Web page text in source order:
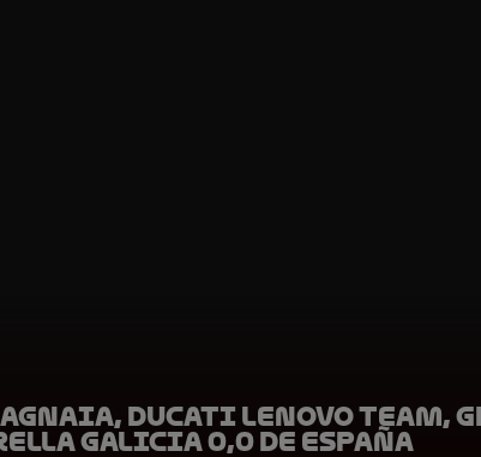
Ducati Lenovo Team,
Galicia 0,0 de España